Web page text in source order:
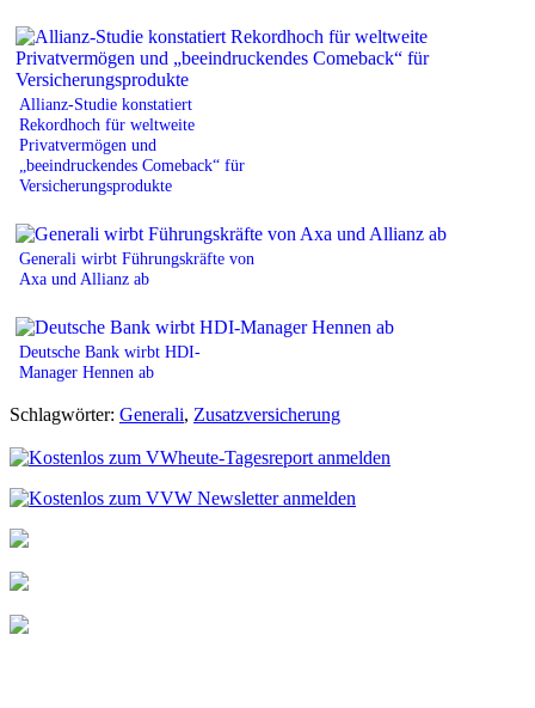
Allianz-Studie konstatiert
Rekordhoch für weltweite
Privatvermögen und
„beeindruckendes Comeback“ für
Versicherungsprodukte
Generali wirbt Führungskräfte von
Axa und Allianz ab
Deutsche Bank wirbt HDI-
Manager Hennen ab
Schlagwörter: Generali, Zusatzversicherung